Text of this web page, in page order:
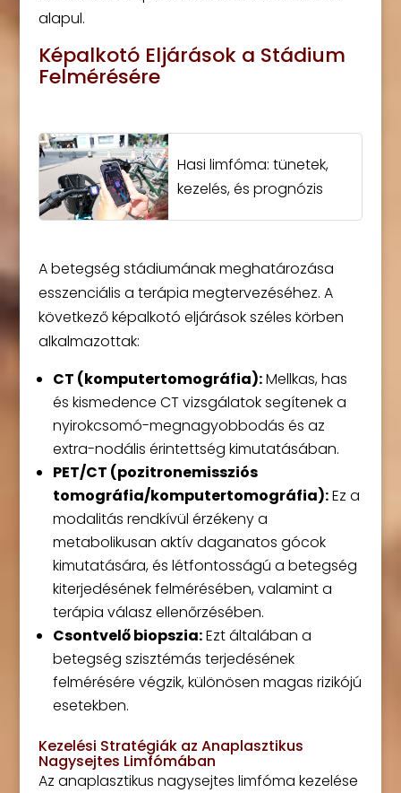
alapul.
Képalkotó Eljárások a Stádium
Felmérésére
Hasi limfóma: tünetek,
kezelés, és prognózis
A betegség stádiumának meghatározása
esszenciális a terápia megtervezéséhez. A
következő képalkotó eljárások széles körben
alkalmazottak:
CT (komputertomográfia):Mellkas, has
és kismedence CT vizsgálatok segítenek a
nyirokcsomó-megnagyobbodás és az
extra-nodális érintettség kimutatásában.
PET/CT (pozitronemissziós
tomográfia/komputertomográfia):Ez a
modalitás rendkívül érzékeny a
metabolikusan aktív daganatos gócok
kimutatására, és létfontosságú a betegség
kiterjedésének felmérésében, valamint a
terápia válasz ellenőrzésében.
Csontvelő biopszia:Ezt általában a
betegség szisztémás terjedésének
felmérésére végzik, különösen magas rizikójú
esetekben.
Kezelési Stratégiák az Anaplasztikus
Nagysejtes Limfómában
Az anaplasztikus nagysejtes limfóma kezelése